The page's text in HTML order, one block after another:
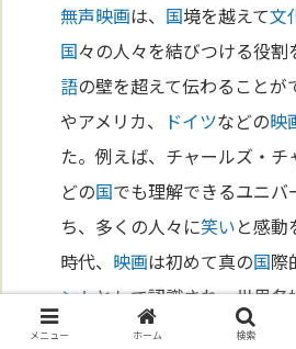
無声映画は、 国境を越えて文
国々の人々を結びつける役割
語の壁を超えて伝わることが
やアメリカ、
ドイツなどの映
た。例えば、チャールズ・チ
どの国でも理解できるユニ
ち、多くの人々に笑いと感動
時代、 映画は初めて真の国際
ントとして認識され、世界各
となった。これにより、映画
メニュー ホーム 検索